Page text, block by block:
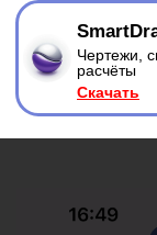
Ска чать
Чертежи, сметы,
расчёты
SmartDraw Pro